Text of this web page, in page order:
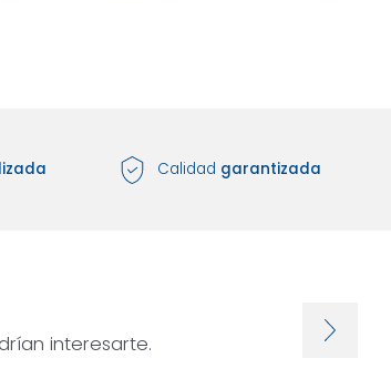
Calidad garantizada
interesarte.